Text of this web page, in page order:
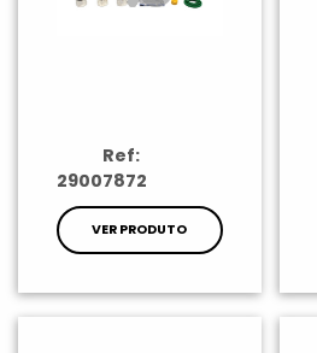
Ref:
29007872
VER PRODUTO